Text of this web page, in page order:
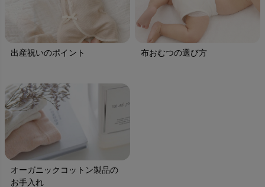
出産祝いのポイント 布おむつの選び方
オーガニックコットン製品の
お手入れ